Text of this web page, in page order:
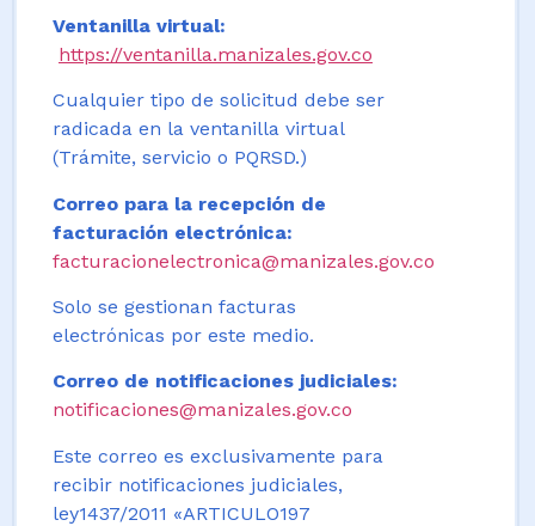
Ventanilla virtual:
https://ventanilla.manizales.gov.co
Cualquier tipo de solicitud debe ser
radicada en la ventanilla virtual
(Trámite, servicio o PQRSD.)
Correo para la recepción de
facturación electrónica:
facturacionelectronica@manizales.gov.co
Solo se gestionan facturas
electrónicas por este medio.
Correo de notificaciones judiciales:
notificaciones@manizales.gov.co
Este correo es exclusivamente para
recibir notificaciones judiciales,
ley1437/2011 «ARTICULO197